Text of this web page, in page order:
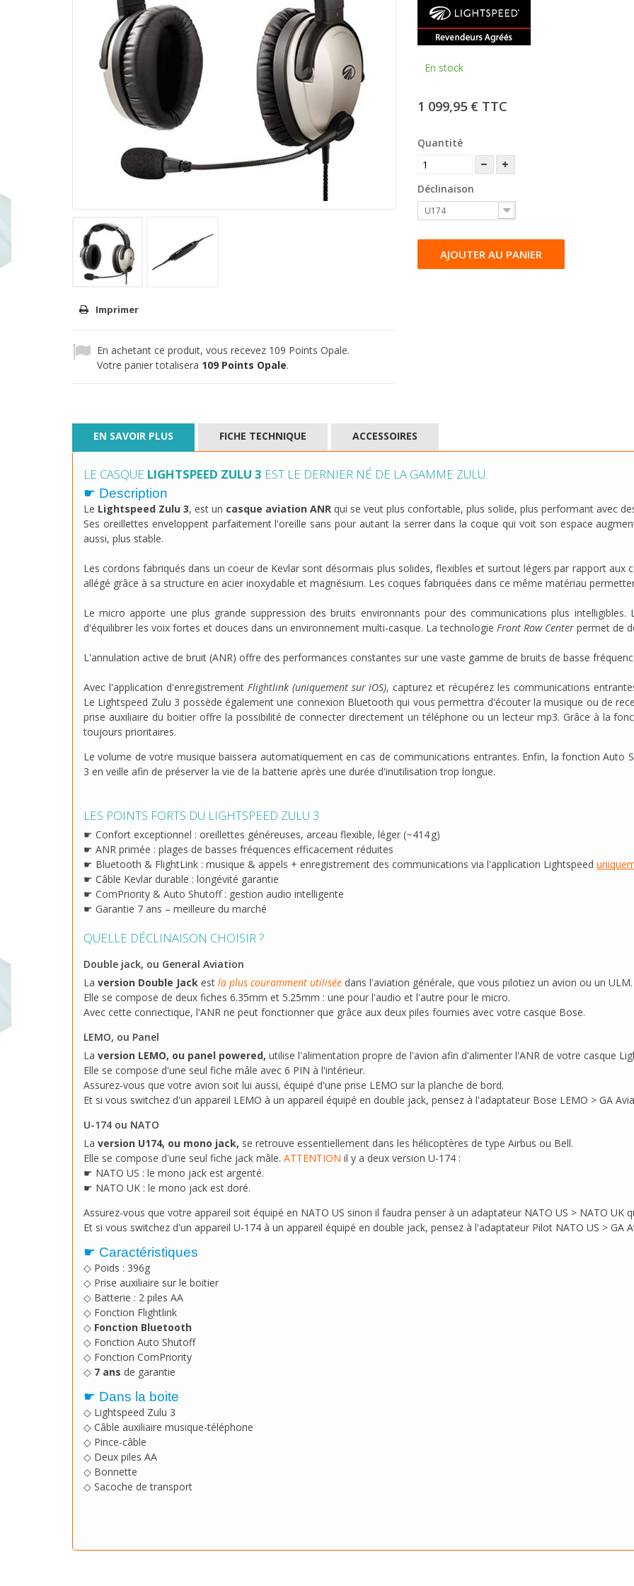
Imprimer
En achetant ce produit, vous recevez 109 Points Opale.
Votre panier totalisera 109 Points Opale.
En stock
1 099,95 € TTC
Quantité
Déclinaison
U174
AJOUTER AU PANIER
EN SAVOIR PLUS FICHE TECHNIQUE ACCESSOIRES
LE CASQUE LIGHTSPEED ZULU 3 EST LE DERNIER NÉ DE LA GAMME ZULU.
☛ Description
Le Lightspeed Zulu 3, est un casque aviation ANR qui se veut plus confortable, plus solide, plus performant avec
Ses oreillettes enveloppent parfaitement l'oreille sans pour autant la serrer dans la coque qui voit son espace
aussi, plus stable.
Les cordons fabriqués dans un coeur de Kevlar sont désormais plus solides, flexibles et surtout légers par rapport aux
allégé grâce à sa structure en acier inoxydable et magnésium. Les coques fabriquées dans ce même matériau
Le micro apporte une plus grande suppression des bruits environnants pour des communications plus
d'équilibrer les voix fortes et douces dans un environnement multi-casque. La technologie Front Row Center permet de
L'annulation active de bruit (ANR) offre des performances constantes sur une vaste gamme de bruits de basse
Avec l'application d'enregistrement Flightlink (uniquement sur iOS), capturez et récupérez les communications
Le Lightspeed Zulu 3 possède également une connexion Bluetooth qui vous permettra d'écouter la musique ou de
prise auxiliaire du boitier offre la possibilité de connecter directement un téléphone ou un lecteur mp3. Grâce à la
toujours prioritaires.
Le volume de votre musique baissera automatiquement en cas de communications entrantes. Enfin, la fonction
3 en veille afin de préserver la vie de la batterie après une durée d'inutilisation trop longue.
LES POINTS FORTS DU LIGHTSPEED ZULU 3
☛ Confort exceptionnel : oreillettes généreuses, arceau flexible, léger (~414 g)
☛ ANR primée : plages de basses fréquences efficacement réduites
☛ Bluetooth & FlightLink : musique & appels + enregistrement des communications via l'application Lightspeed
☛ Câble Kevlar durable : longévité garantie
☛ ComPriority & Auto Shutoff : gestion audio intelligente
☛ Garantie 7 ans – meilleure du marché
QUELLE DÉCLINAISON CHOISIR ?
Double jack, ou General Aviation
La version Double Jack est la plus couramment utilisée dans l'aviation générale, que vous pilotiez un avion ou un ULM.
Elle se compose de deux fiches 6.35mm et 5.25mm : une pour l'audio et l'autre pour le micro.
Avec cette connectique, l'ANR ne peut fonctionner que grâce aux deux piles fournies avec votre casque Bose.
LEMO, ou Panel
La version LEMO, ou panel powered, utilise l'alimentation propre de l'avion afin d'alimenter l'ANR de votre casque
Elle se compose d'une seul fiche mâle avec 6 PIN à l'intérieur.
Assurez-vous que votre avion soit lui aussi, équipé d'une prise LEMO sur la planche de bord.
Et si vous switchez d'un appareil LEMO à un appareil équipé en double jack, pensez à l'adaptateur Bose LEMO > GA
U-174 ou NATO
La version U174, ou mono jack, se retrouve essentiellement dans les hélicoptères de type Airbus ou Bell.
Elle se compose d'une seul fiche jack mâle. ATTENTION il y a deux version U-174 :
☛ NATO US : le mono jack est argenté.
☛ NATO UK : le mono jack est doré.
Assurez-vous que votre appareil soit équipé en NATO US sinon il faudra penser à un adaptateur NATO US > NATO UK
Et si vous switchez d'un appareil U-174 à un appareil équipé en double jack, pensez à l'adaptateur Pilot NATO US > GA
☛ Caractéristiques
◇ Poids : 396g
◇ Prise auxiliaire sur le boitier
◇ Batterie : 2 piles AA
◇ Fonction Flightlink
◇ Fonction Bluetooth
◇ Fonction Auto Shutoff
◇ Fonction ComPriority
◇ 7 ans de garantie
☛ Dans la boite
◇ Lightspeed Zulu 3
◇ Câble auxiliaire musique-téléphone
◇ Pince-câble
◇ Deux piles AA
◇ Bonnette
◇ Sacoche de transport